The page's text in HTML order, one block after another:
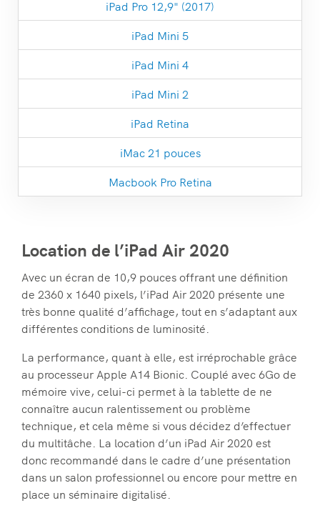
iPad Pro 12,9" (2017)
iPad Mini 5
iPad Mini 4
iPad Mini 2
iPad Retina
iMac 21 pouces
Macbook Pro Retina
Location de l’iPad Air 2020
Avec un écran de 10,9 pouces offrant une définition
de 2360 x 1640 pixels, l’iPad Air 2020 présente une
très bonne qualité d’affichage, tout en s’adaptant aux
différentes conditions de luminosité.
La performance, quant à elle, est irréprochable grâce
au processeur Apple A14 Bionic. Couplé avec 6Go de
mémoire vive, celui-ci permet à la tablette de ne
connaître aucun ralentissement ou problème
technique, et cela même si vous décidez d’effectuer
du multitâche. La location d’un iPad Air 2020 est
donc recommandé dans le cadre d’une présentation
dans un salon professionnel ou encore pour mettre en
place un séminaire digitalisé.